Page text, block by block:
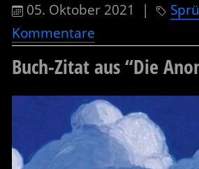
05. Oktober 2021 |
Kommentare
Buch-Zitat aus “Die